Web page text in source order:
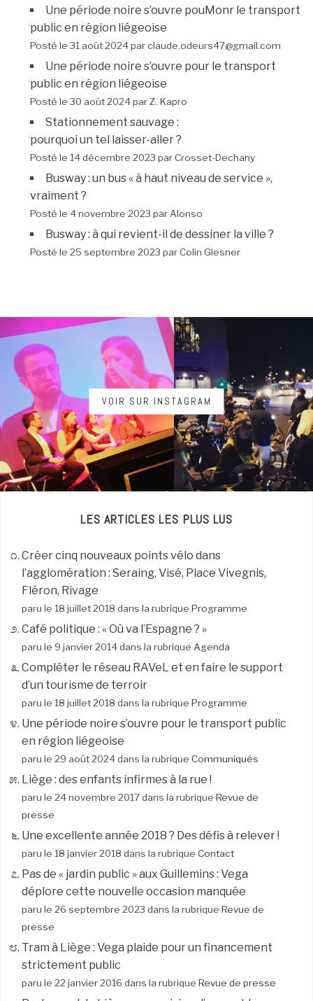
Une période noire s’ouvre pouMonr le transport
public en région liégeoise
Posté le 31 août 2024 par claude.odeurs47@gmail.com
Une période noire s’ouvre pour le transport
public en région liégeoise
Posté le 30 août 2024 par Z. Kapro
Stationnement sauvage :
pourquoi un tel laisser-aller ?
Posté le 14 décembre 2023 par Crosset-Dechany
Busway : un bus « à haut niveau de service »,
vraiment ?
Posté le 4 novembre 2023 par Alonso
Busway : à qui revient-il de dessiner la ville ?
Posté le 25 septembre 2023 par Colin Glesner
VOIR SUR INSTAGRAM
LES ARTICLES LES PLUS LUS
Créer cinq nouveaux points vélo dans
l’agglomération : Seraing, Visé, Place Vivegnis,
Fléron, Rivage
paru le 18 juillet 2018 dans la rubrique Programme
Café politique : « Où va l’Espagne ? »
paru le 9 janvier 2014 dans la rubrique Agenda
Compléter le réseau RAVeL et en faire le support
d’un tourisme de terroir
paru le 18 juillet 2018 dans la rubrique Programme
Une période noire s’ouvre pour le transport public
en région liégeoise
paru le 29 août 2024 dans la rubrique Communiqués
Liège : des enfants infirmes à la rue !
paru le 24 novembre 2017 dans la rubrique Revue de
presse
Une excellente année 2018 ? Des défis à relever !
paru le 18 janvier 2018 dans la rubrique Contact
Pas de « jardin public » aux Guillemins : Vega
déplore cette nouvelle occasion manquée
paru le 26 septembre 2023 dans la rubrique Revue de
presse
Tram à Liège : Vega plaide pour un financement
strictement public
paru le 22 janvier 2016 dans la rubrique Revue de presse